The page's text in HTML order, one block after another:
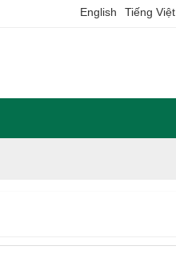
English Tiếng Việt